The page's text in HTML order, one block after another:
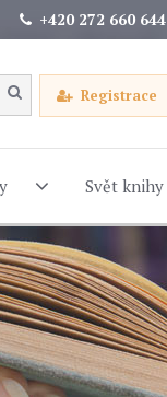
+420 272 660 644
Registrace
Svět knihy